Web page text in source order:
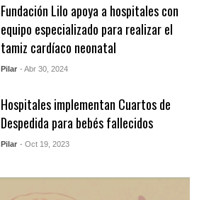
Fundación Lilo apoya a hospitales con
equipo especializado para realizar el
tamiz cardíaco neonatal
Pilar - Abr 30, 2024
Hospitales implementan Cuartos de
Despedida para bebés fallecidos
Pilar - Oct 19, 2023